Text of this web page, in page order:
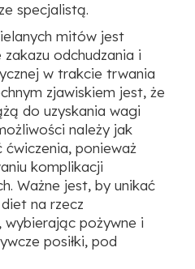
specjalistą.
mitów jest
odchudzania i
w trakcie trwania
zjawiskiem jest, że
do uzyskania wagi
należy jak
ponieważ
komplikacji
Ważne jest, by unikać
na rzecz
pożywne i
posiłki, pod